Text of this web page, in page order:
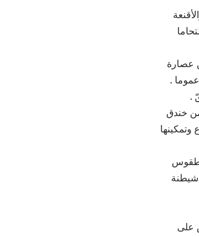
عصارة
.
.
خندق
وطقوس
شيطنة
على